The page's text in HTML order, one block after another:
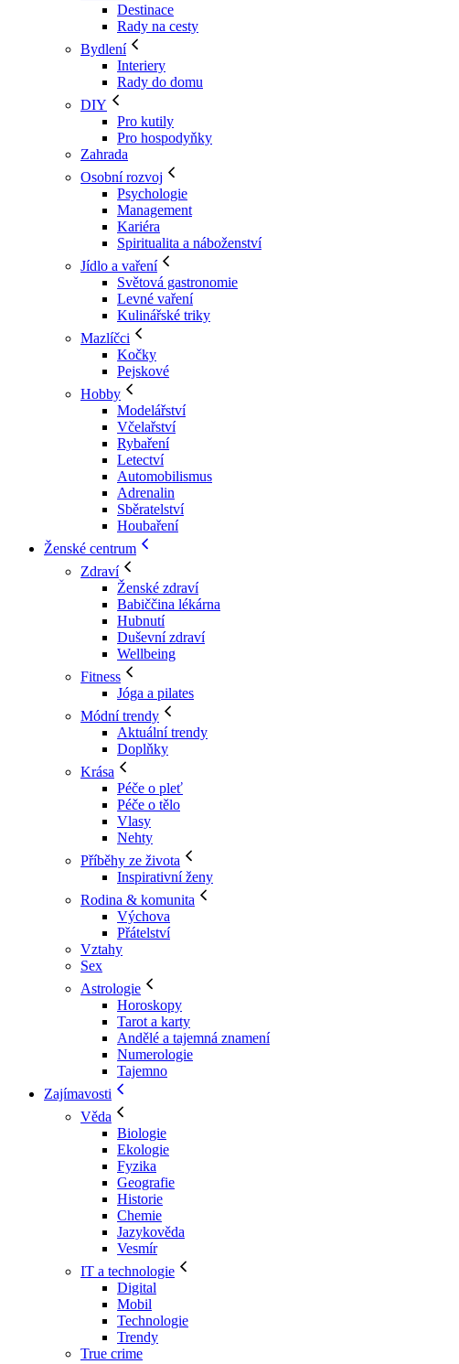
Destinace
Rady na cesty
Bydlení
Interiery
Rady do domu
DIY
Pro kutily
Pro hospodyňky
Zahrada
Osobní rozvoj
Psychologie
Management
Kariéra
Spiritualita a náboženství
Jídlo a vaření
Světová gastronomie
Levné vaření
Kulinářské triky
Mazlíčci
Kočky
Pejskové
Hobby
Modelářství
Včelařství
Rybaření
Letectví
Automobilismus
Adrenalin
Sběratelství
Houbaření
Ženské centrum
Zdraví
Ženské zdraví
Babiččina lékárna
Hubnutí
Duševní zdraví
Wellbeing
Fitness
Jóga a pilates
Módní trendy
Aktuální trendy
Doplňky
Krása
Péče o pleť
Péče o tělo
Vlasy
Nehty
Příběhy ze života
Inspirativní ženy
Rodina & komunita
Výchova
Přátelství
Vztahy
Sex
Astrologie
Horoskopy
Tarot a karty
Andělé a tajemná znamení
Numerologie
Tajemno
Zajímavosti
Věda
Biologie
Ekologie
Fyzika
Geografie
Historie
Chemie
Jazykověda
Vesmír
IT a technologie
Digital
Mobil
Technologie
Trendy
True crime